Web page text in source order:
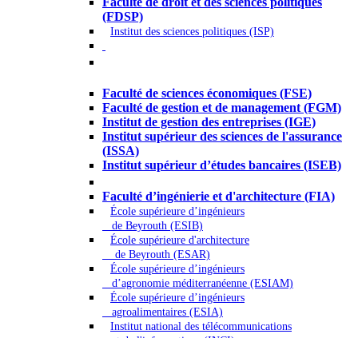
(FDSP)
Institut des sciences politiques (ISP)
Faculté de sciences économiques (FSE)
Faculté de gestion et de management (FGM)
Institut de gestion des entreprises (IGE)
Institut supérieur des sciences de l'assurance
(ISSA)
Institut supérieur d’études bancaires (ISEB)
Faculté d’ingénierie et d'architecture (FIA)
École supérieure d’ingénieurs
de Beyrouth (ESIB)
École supérieure d'architecture
de Beyrouth (ESAR)
École supérieure d’ingénieurs
d’agronomie méditerranéenne (ESIAM)
École supérieure d’ingénieurs
agroalimentaires (ESIA)
Institut national des télécommunications